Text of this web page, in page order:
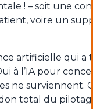
! – soit une
voire un
artificielle qui a
à l’IA pour
ne surviennent.
total du